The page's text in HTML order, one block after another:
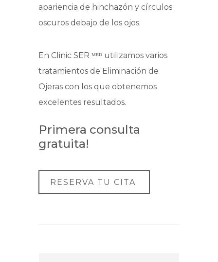
apariencia de hinchazón y círculos
oscuros debajo de los ojos.
En Clinic SER ᴹᴱᴰ utilizamos varios
tratamientos de Eliminación de
Ojeras con los que obtenemos
excelentes resultados.
Primera consulta
gratuita!
RESERVA TU CITA